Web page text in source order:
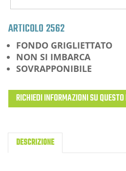
ARTICOLO 2562
FONDO GRIGLIETTATO
NON SI IMBARCA
SOVRAPPONIBILE
RICHIEDI INFORMAZIONI SU
DESCRIZIONE